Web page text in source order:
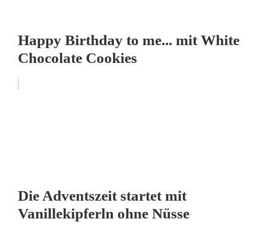
Happy Birthday to me... mit White
Chocolate Cookies
Die Adventszeit startet mit
Vanillekipferln ohne Nüsse